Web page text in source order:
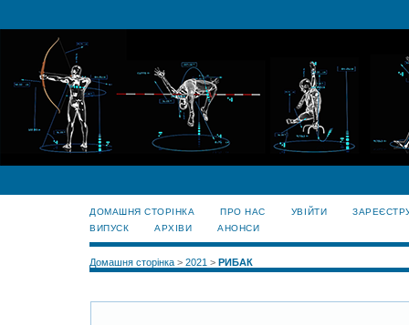
ДОМАШНЯ СТОРІНКА ПРО НАС УВІЙТИ
ВИПУСК
АРХІВИ АНОНСИ
Домашня сторінка > 2021 > РИБАК